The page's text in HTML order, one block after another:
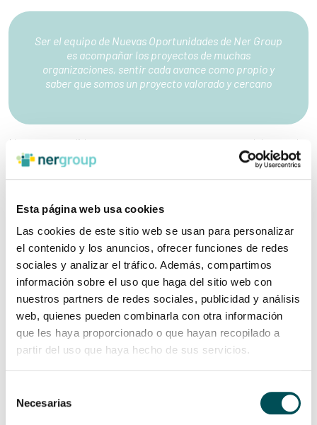
Esta página web usa cookies
Las cookies de este sitio web se usan para personalizar
el contenido y los anuncios, ofrecer funciones de redes
sociales y analizar el tráfico. Además, compartimos
información sobre el uso que haga del sitio web con
nuestros partners de redes sociales, publicidad y análisis
web, quienes pueden combinarla con otra información
que les haya proporcionado o que hayan recopilado a
partir del uso que haya hecho de sus servicios.
Necesarias
Ser el equipo de Nuevas Oportunidades de Ner Group
es acompañar los proyectos de muchas
organizaciones, sentir cada avance como propio y
saber que somos un proyecto valorado y cercano
Hemos aprendido a sostenernos, a apoyarnos y a celebrar cada
logro como algo colectivo. Ser el equipo de Nuevas
Oportunidades de Ner Group es acompañar los proyectos y
Hoy formar parte de Ner Group significa trabajar con sentido y
compromiso, y hacerlo donde el trabajo se vive con propósito y
coherencia. Después de tantos años, este sigue siendo nuestro
mayor motor y nos aporta la convicción de que lo que hacemos
tiene sentido».
que más impresiona es su transparencia y que las